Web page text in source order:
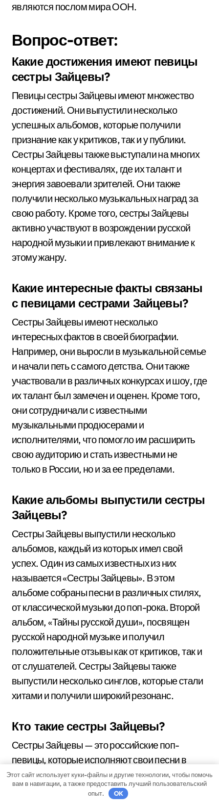
являются послом мира ООН.
Вопрос-ответ:
Какие достижения имеют певицы
сестры Зайцевы?
Певицы сестры Зайцевы имеют множество
достижений. Они выпустили несколько
успешных альбомов, которые получили
признание как у критиков, так и у публики.
Сестры Зайцевы также выступали на многих
концертах и фестивалях, где их талант и
энергия завоевали зрителей. Они также
получили несколько музыкальных наград за
свою работу. Кроме того, сестры Зайцевы
активно участвуют в возрождении русской
народной музыки и привлекают внимание к
этому жанру.
Какие интересные факты связаны
с певицами сестрами Зайцевы?
Сестры Зайцевы имеют несколько
интересных фактов в своей биографии.
Например, они выросли в музыкальной семье
и начали петь с самого детства. Они также
участвовали в различных конкурсах и шоу, где
их талант был замечен и оценен. Кроме того,
они сотрудничали с известными
музыкальными продюсерами и
исполнителями, что помогло им расширить
свою аудиторию и стать известными не
только в России, но и за ее пределами.
Какие альбомы выпустили сестры
Зайцевы?
Сестры Зайцевы выпустили несколько
альбомов, каждый из которых имел свой
успех. Один из самых известных из них
называется «Сестры Зайцевы». В этом
альбоме собраны песни в различных стилях,
от классической музыки до поп-рока. Второй
альбом, «Тайны русской души», посвящен
русской народной музыке и получил
положительные отзывы как от критиков, так и
от слушателей. Сестры Зайцевы также
выпустили несколько синглов, которые стали
хитами и получили широкий резонанс.
Кто такие сестры Зайцевы?
Сестры Зайцевы — это российские поп-
певицы, которые исполняют свои песни в
жанре эстрады. Сестры Зайцевы состоят из
двух сестер: Ирины Зайцевой и Татьяны
Этот сайт использует куки-файлы и другие технологии, чтобы помочь
вам в навигации, а также предоставить лучший пользовательский
опыт.
OK